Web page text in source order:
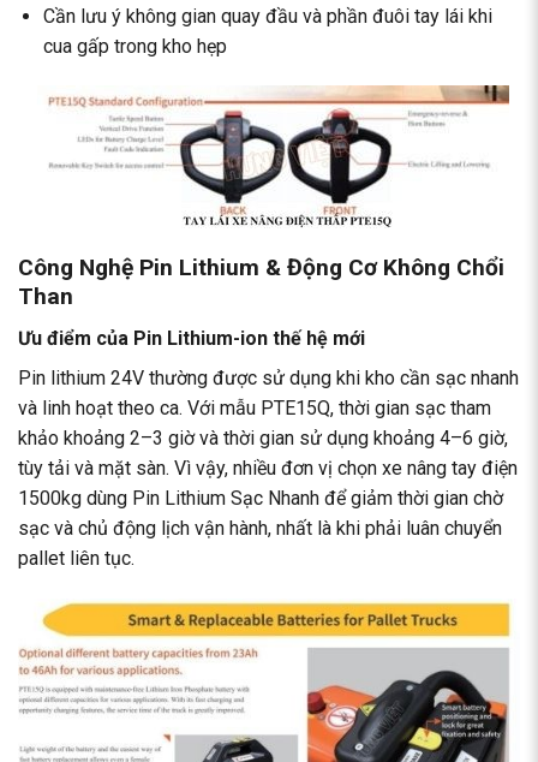
Cần lưu ý không gian quay đầu và phần đuôi tay lái khi
cua gấp trong kho hẹp
Công Nghệ Pin Lithium & Động Cơ Không Chổi
Than
Ưu điểm của Pin Lithium-ion thế hệ mới
Pin lithium 24V thường được sử dụng khi kho cần sạc nhanh
và linh hoạt theo ca. Với mẫu PTE15Q, thời gian sạc tham
khảo khoảng 2–3 giờ và thời gian sử dụng khoảng 4–6 giờ,
tùy tải và mặt sàn. Vì vậy, nhiều đơn vị chọn xe nâng tay điện
1500kg dùng Pin Lithium Sạc Nhanh để giảm thời gian chờ
sạc và chủ động lịch vận hành, nhất là khi phải luân chuyển
pallet liên tục.